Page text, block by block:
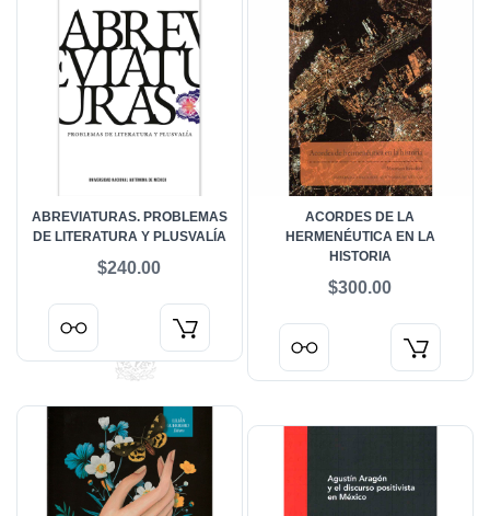
ABREVIATURAS. PROBLEMAS
DE LITERATURA Y PLUSVALÍA
$240.00
ACORDES DE LA
HERMENÉUTICA EN LA
HISTORIA
$300.00